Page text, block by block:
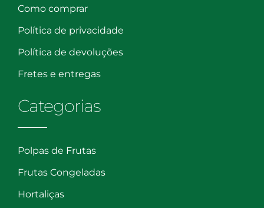
Como comprar
Política de privacidade
Política de devoluções
Fretes e entregas
Categorias
Polpas de Frutas
Frutas Congeladas
Hortaliças